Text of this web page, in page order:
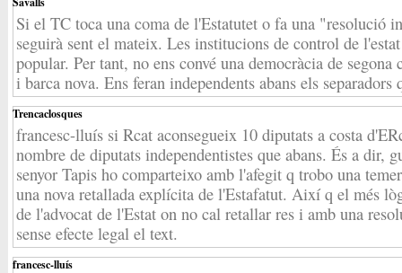
Si el TC toca una coma de l'Estatutet o fa una "resolució
seguirà sent el mateix. Les institucions de control de
popular. Per tant, no ens convé una democràcia de
i barca nova. Ens feran independents abans els separadors
Trencaclosques
francesc-lluís si Rcat aconsegueix 10 diputats a costa
nombre de diputats independentistes que abans. És a dir,
senyor Tapis ho comparteixo amb l'afegit q trobo una
una nova retallada explícita de l'Estafatut. Així q el més
de l'advocat de l'Estat on no cal retallar res i amb una
sense efecte legal el text.
francesc-lluís